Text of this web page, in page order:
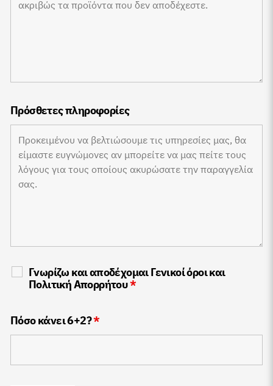
Πρόσθετες πληροφορίες
Γνωρίζω και αποδέχομαιΓενικοί όροικαι
Πολιτική Απορρήτου*
Πόσο κάνει 6+2?*